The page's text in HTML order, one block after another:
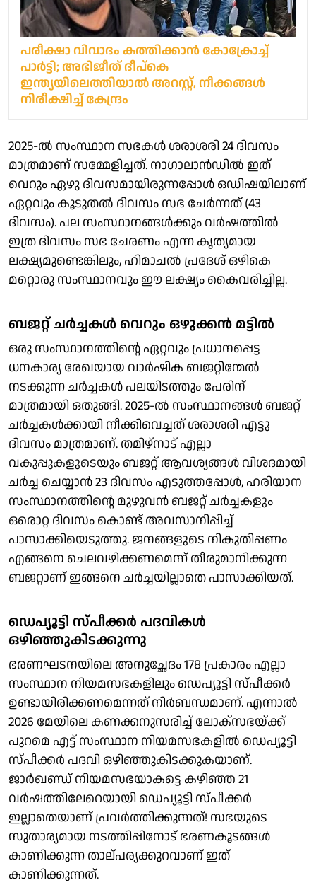
പരീക്ഷാ വിവാദം കത്തിക്കാന്‍ കോക്രോച്ച്
പാര്‍ട്ടി; അഭിജീത് ദീപ്‌കെ
ഇന്ത്യയിലെത്തിയാല്‍ അറസ്റ്റ്, നീക്കങ്ങള്‍
നിരീക്ഷിച്ച് കേന്ദ്രം
2025-ല്‍ സംസ്ഥാന സഭകള്‍ ശരാശരി 24 ദിവസം
മാത്രമാണ് സമ്മേളിച്ചത്. നാഗാലാന്‍ഡില്‍ ഇത്
വെറും ഏഴു ദിവസമായിരുന്നപ്പോള്‍ ഒഡിഷയിലാണ്
ഏറ്റവും കൂടുതല്‍ ദിവസം സഭ ചേര്‍ന്നത് (43
ദിവസം). പല സംസ്ഥാനങ്ങള്‍ക്കും വര്‍ഷത്തില്‍
ഇത്ര ദിവസം സഭ ചേരണം എന്ന കൃത്യമായ
ലക്ഷ്യമുണ്ടെങ്കിലും, ഹിമാചല്‍ പ്രദേശ് ഒഴികെ
മറ്റൊരു സംസ്ഥാനവും ഈ ലക്ഷ്യം കൈവരിച്ചില്ല.
ബജറ്റ് ചര്‍ച്ചകള്‍ വെറും ഒഴുക്കന്‍ മട്ടില്‍
ഒരു സംസ്ഥാനത്തിന്റെ ഏറ്റവും പ്രധാനപ്പെട്ട
ധനകാര്യ രേഖയായ വാര്‍ഷിക ബജറ്റിന്മേല്‍
നടക്കുന്ന ചര്‍ച്ചകള്‍ പലയിടത്തും പേരിന്
മാത്രമായി ഒതുങ്ങി. 2025-ല്‍ സംസ്ഥാനങ്ങള്‍ ബജറ്റ്
ചര്‍ച്ചകള്‍ക്കായി നീക്കിവെച്ചത് ശരാശരി എട്ടു
ദിവസം മാത്രമാണ്. തമിഴ്‌നാട് എല്ലാ
വകുപ്പുകളുടെയും ബജറ്റ് ആവശ്യങ്ങള്‍ വിശദമായി
ചര്‍ച്ച ചെയ്യാന്‍ 23 ദിവസം എടുത്തപ്പോള്‍, ഹരിയാന
സംസ്ഥാനത്തിന്റെ മുഴുവന്‍ ബജറ്റ് ചര്‍ച്ചകളും
ഒരൊറ്റ ദിവസം കൊണ്ട് അവസാനിപ്പിച്ച്
പാസാക്കിയെടുത്തു. ജനങ്ങളുടെ നികുതിപ്പണം
എങ്ങനെ ചെലവഴിക്കണമെന്ന് തീരുമാനിക്കുന്ന
ബജറ്റാണ് ഇങ്ങനെ ചര്‍ച്ചയില്ലാതെ പാസാക്കിയത്.
ഡെപ്യൂട്ടി സ്പീക്കര്‍ പദവികള്‍
ഒഴിഞ്ഞുകിടക്കുന്നു
ഭരണഘടനയിലെ അനുച്ഛേദം 178 പ്രകാരം എല്ലാ
സംസ്ഥാന നിയമസഭകളിലും ഡെപ്യൂട്ടി സ്പീക്കര്‍
ഉണ്ടായിരിക്കണമെന്നത് നിര്‍ബന്ധമാണ്. എന്നാല്‍
2026 മേയിലെ കണക്കനുസരിച്ച് ലോക്‌സഭയ്ക്ക്
പുറമെ എട്ട് സംസ്ഥാന നിയമസഭകളില്‍ ഡെപ്യൂട്ടി
സ്പീക്കര്‍ പദവി ഒഴിഞ്ഞുകിടക്കുകയാണ്.
ജാര്‍ഖണ്ഡ് നിയമസഭയാകട്ടെ കഴിഞ്ഞ 21
വര്‍ഷത്തിലേറെയായി ഡെപ്യൂട്ടി സ്പീക്കര്‍
ഇല്ലാതെയാണ് പ്രവര്‍ത്തിക്കുന്നത്! സഭയുടെ
സുതാര്യമായ നടത്തിപ്പിനോട് ഭരണകൂടങ്ങള്‍
കാണിക്കുന്ന താല്പര്യക്കുറവാണ് ഇത്
കാണിക്കുന്നത്.